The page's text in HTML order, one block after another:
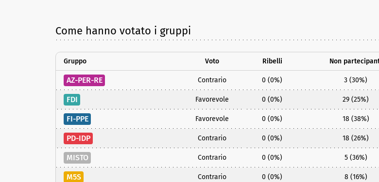
Come hanno votato i gruppi
Gruppo Voto Ribelli Non
AZ-PER-RE Contrario 0 (0%) 3 (30%)
FDI Favorevole 0 (0%) 29 (25%)
FI-PPE Favorevole 0 (0%) 18 (38%)
PD-IDP Contrario 0 (0%) 18 (26%)
MISTO Contrario 0 (0%) 5 (36%)
M5S Contrario 0 (0%) 8 (16%)